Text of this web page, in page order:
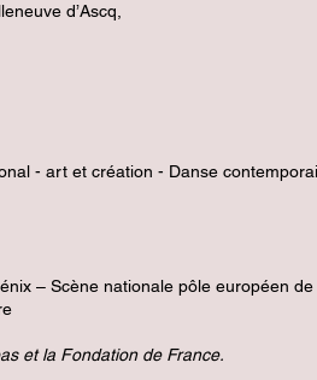
d’Ascq,
- art et création - Danse
– Scène nationale pôle européen de
et la Fondation de France.